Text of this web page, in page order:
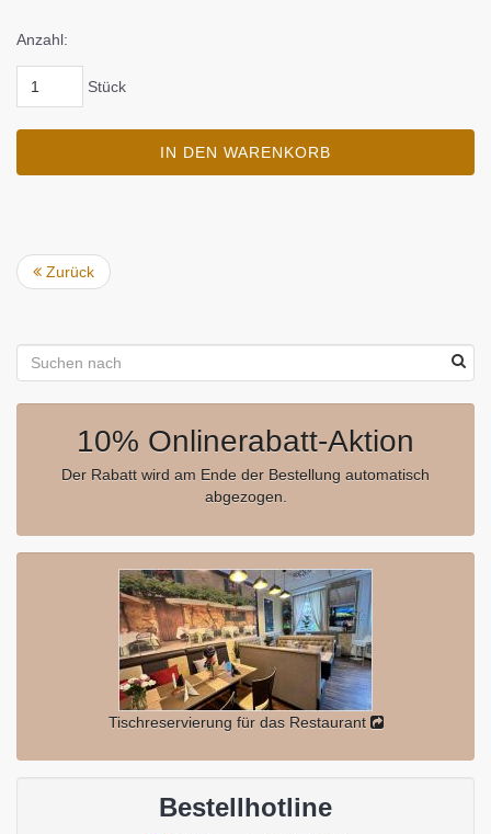
Anzahl:
Stück
IN DEN WARENKORB
Zurück
10% Onlinerabatt-Aktion
Der Rabatt wird am Ende der Bestellung automatisch
abgezogen.
Tischreservierung für das Restaurant
Bestellhotline